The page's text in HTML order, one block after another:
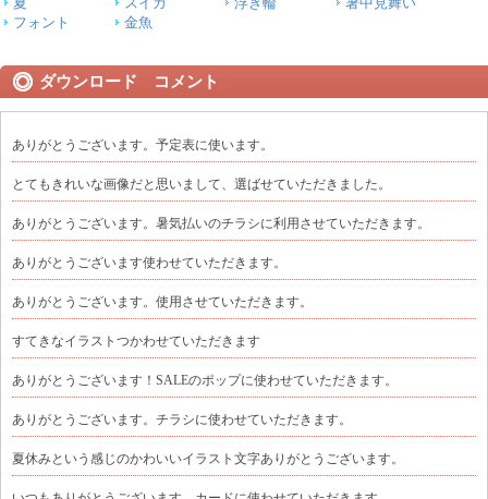
フォント
金魚
ダウンロード コメント
ありがとうございます。予定表に使います。
とてもきれいな画像だと思いまして、選ばせていただきました。
ありがとうございます。暑気払いのチラシに利用させていただきます。
ありがとうございます使わせていただきます。
ありがとうございます。使用させていただきます。
すてきなイラストつかわせていただきます
ありがとうございます！SALEのポップに使わせていただきます。
ありがとうございます。チラシに使わせていただきます。
夏休みという感じのかわいいイラスト文字ありがとうございます。